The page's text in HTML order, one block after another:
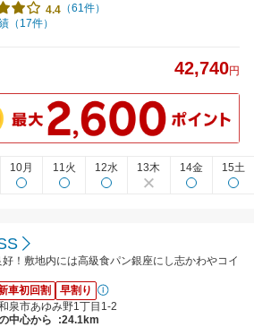
4.4 （61件）
（17件）
42,740円
10月 11火 12水 13木 14金 15土
！敷地内には高級食パン銀座にし志かわやコイ
車初回割
早割り
泉市あゆみ野1丁目1-2
中心から
:24.1km